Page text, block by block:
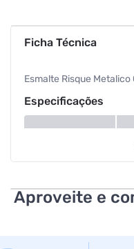
Ficha Técnica
Esmalte Risque Metalico
Especificações
Aproveite e